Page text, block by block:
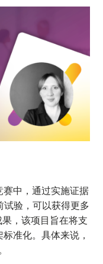
赛中，通过实施证据
试验，可以获得更多
，该项目旨在将支
准化。具体来说，